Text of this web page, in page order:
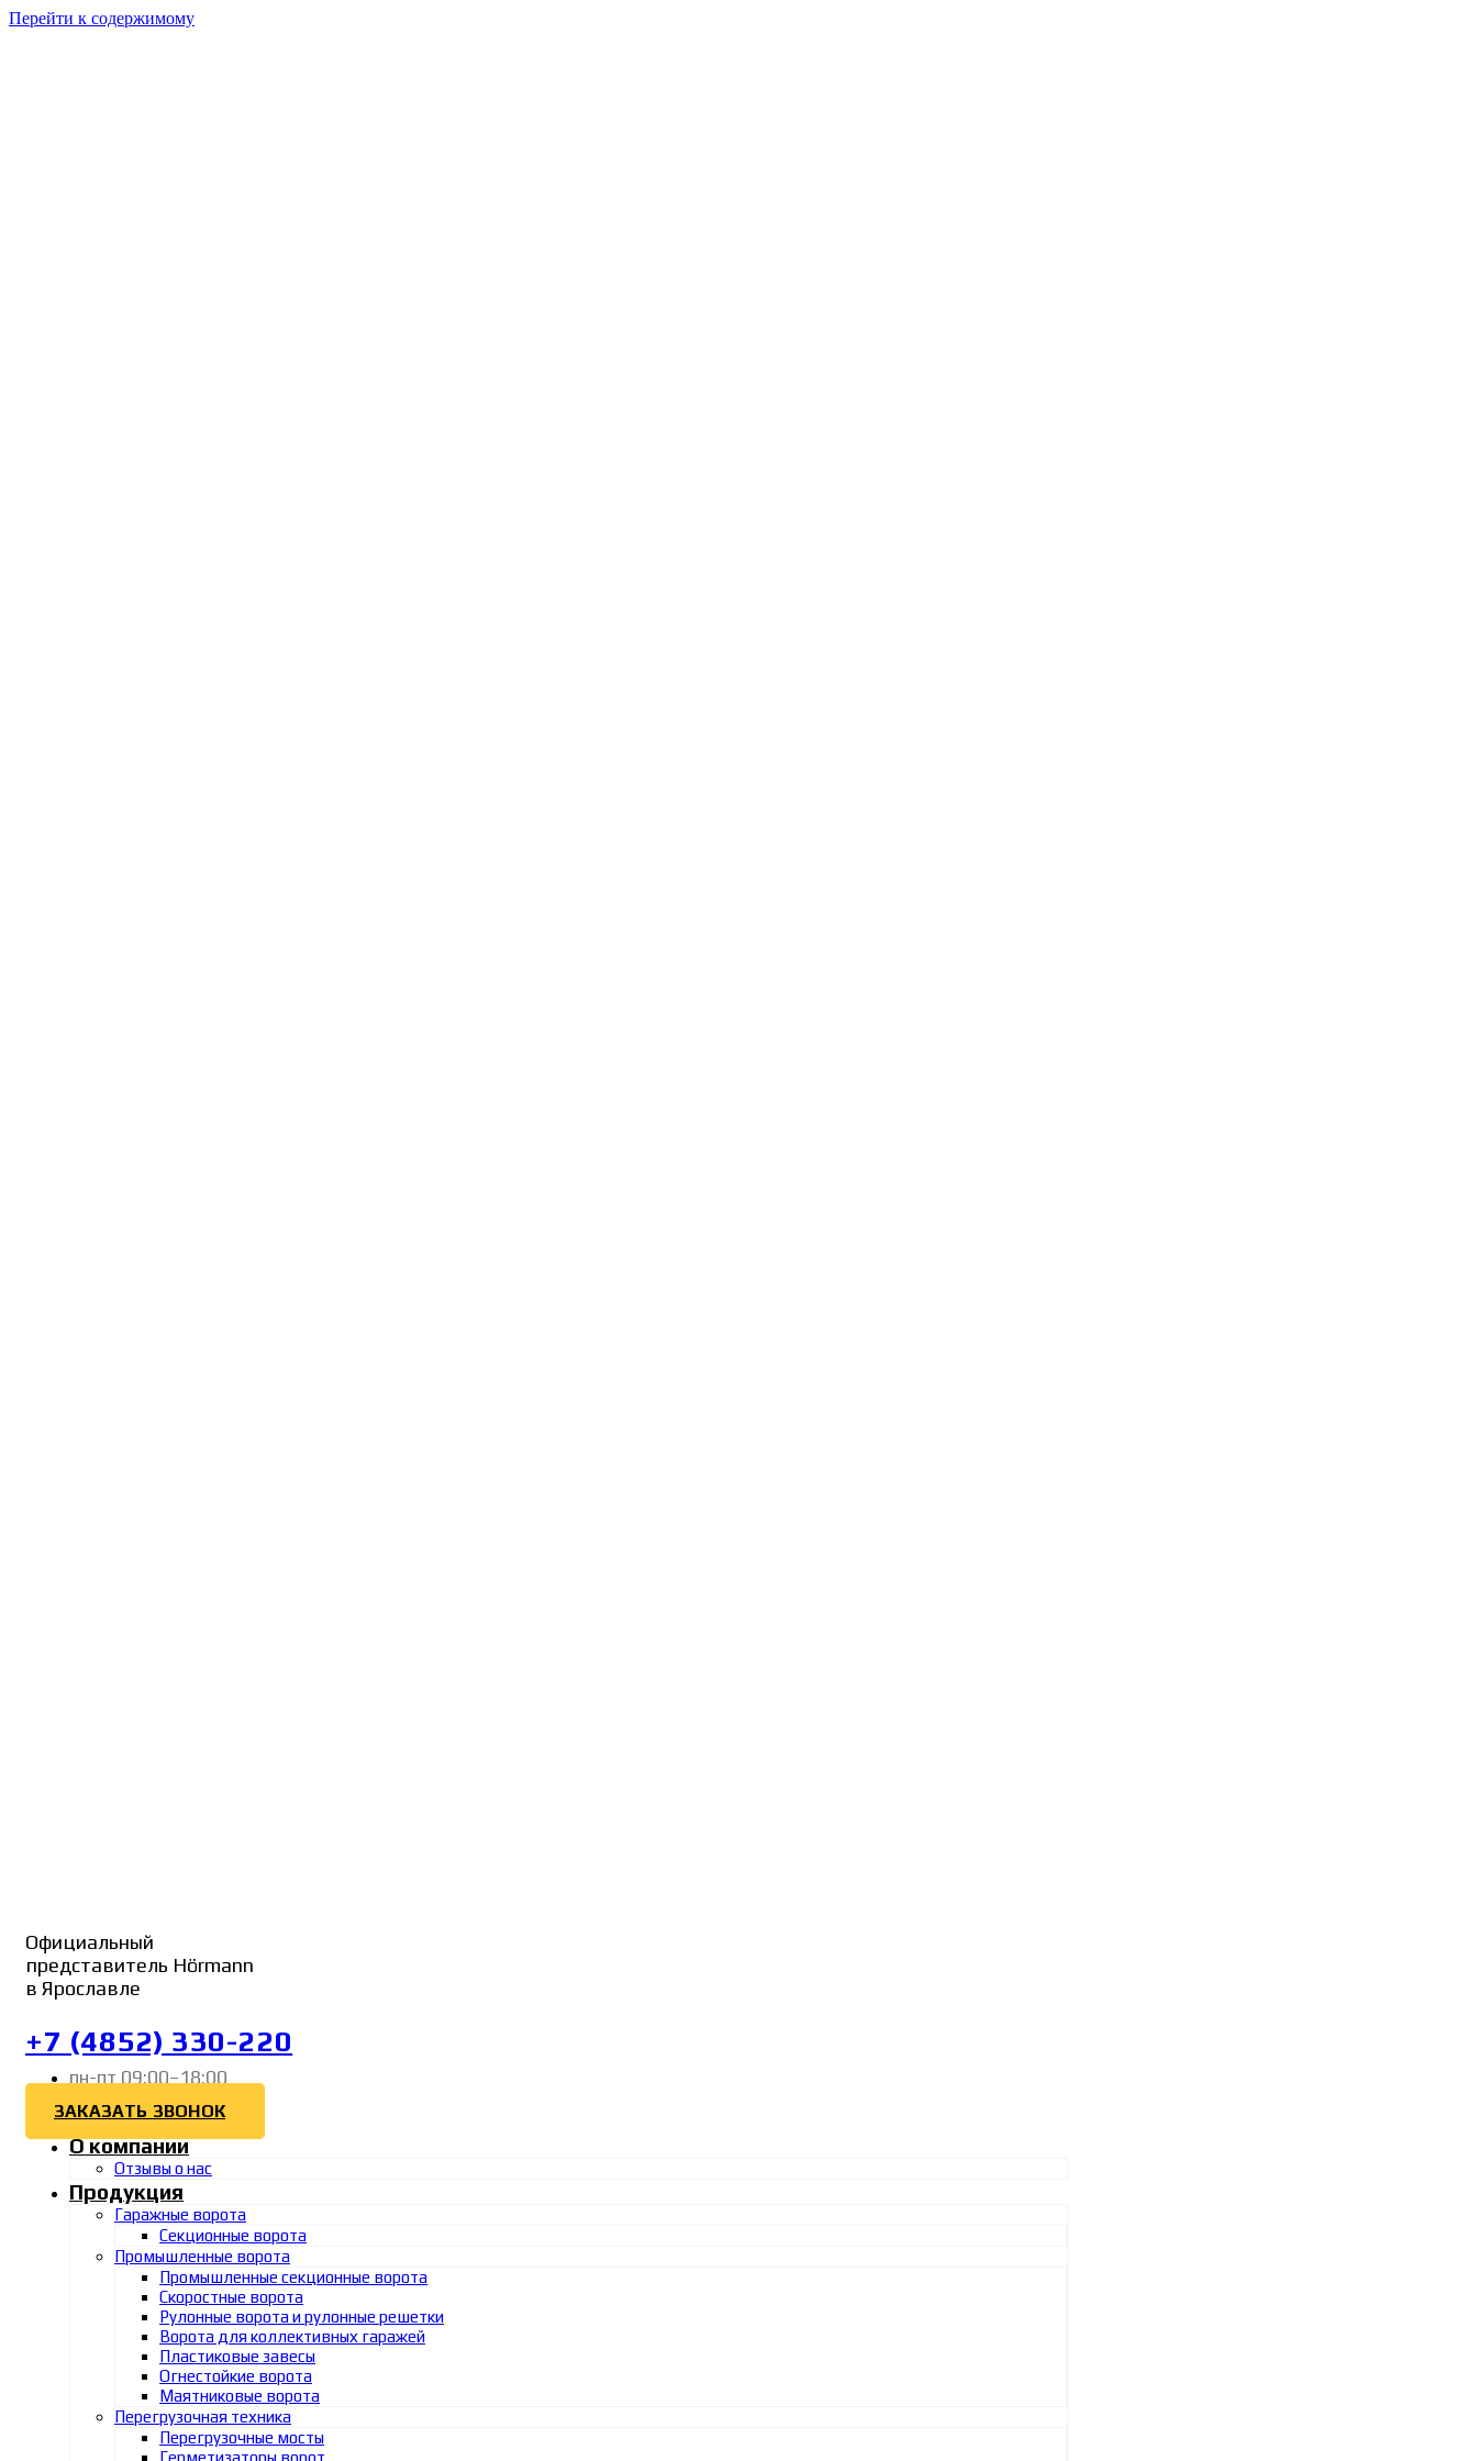
Перейти к содержимому
Официальный
представитель Hörmann
в Ярославле
+7 (4852) 330-220
пн-пт 09:00–18:00
ЗАКАЗАТЬ ЗВОНОК
О компании
Отзывы о нас
Продукция
Гаражные ворота
Секционные ворота
Промышленные ворота
Промышленные секционные ворота
Скоростные ворота
Рулонные ворота и рулонные решетки
Ворота для коллективных гаражей
Пластиковые завесы
Огнестойкие ворота
Маятниковые ворота
Перегрузочная техника
Перегрузочные мосты
Герметизаторы ворот